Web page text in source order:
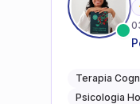
Terapia
Psicologia